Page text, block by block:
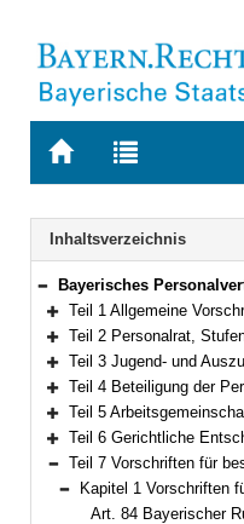
Zur
BAYERN.RECHT
Zur
letzten
Suche
Navigation
Inhaltsverzeichnis
Bereich reduzieren
Bayerisches Personalvertretungsgesetz (BayPVG) in der
Bereich erweitern
Teil 1 Allgemeine
Bereich erweitern
Teil 2 Personalrat, Stufenvertretung,
Bereich erweitern
Teil 3 Jugend- und
Bereich erweitern
Teil 4 Beteiligung der
Bereich erweitern
Teil 5
Bereich erweitern
Teil 6 Gerichtliche
Bereich reduzieren
Teil 7 Vorschriften für besondere
Bereich reduzieren
Kapitel 1 Vorschriften für besondere
Art. 84 Bayerischer